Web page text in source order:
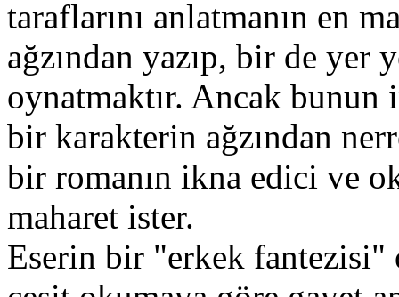
taraflarını anlatmanın en
ağzından yazıp, bir de yer
oynatmaktır. Ancak bunun
bir karakterin ağzından
bir romanın ikna edici ve
maharet ister.
Eserin bir "erkek fantezisi"